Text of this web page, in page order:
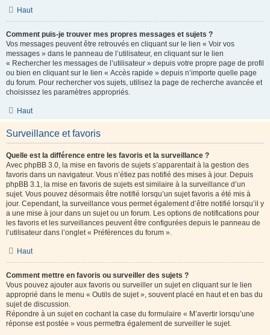
Haut
Comment puis-je trouver mes propres messages et sujets ?
Vos messages peuvent être retrouvés en cliquant sur le lien « Voir vos
messages » dans le panneau de l’utilisateur, en cliquant sur le lien
« Rechercher les messages de l’utilisateur » depuis votre propre page de profil
ou bien en cliquant sur le lien « Accès rapide » depuis n’importe quelle page
du forum. Pour rechercher vos sujets, utilisez la page de recherche avancée et
choisissez les paramètres appropriés.
Haut
Surveillance et favoris
Quelle est la différence entre les favoris et la surveillance ?
Avec phpBB 3.0, la mise en favoris de sujets s’apparentait à la gestion des
favoris dans un navigateur. Vous n’étiez pas notifié des mises à jour. Depuis
phpBB 3.1, la mise en favoris de sujets est similaire à la surveillance d’un
sujet. Vous pouvez désormais être notifié lorsqu’un sujet favoris a été mis à
jour. Cependant, la surveillance vous permet également d’être notifié lorsqu’il y
a une mise à jour dans un sujet ou un forum. Les options de notifications pour
les favoris et les surveillances peuvent être configurées depuis le panneau de
l’utilisateur dans l’onglet « Préférences du forum ».
Haut
Comment mettre en favoris ou surveiller des sujets ?
Vous pouvez ajouter aux favoris ou surveiller un sujet en cliquant sur le lien
approprié dans le menu « Outils de sujet », souvent placé en haut et en bas du
sujet de discussion.
Répondre à un sujet en cochant la case du formulaire « M’avertir lorsqu’une
réponse est postée » vous permettra également de surveiller le sujet.